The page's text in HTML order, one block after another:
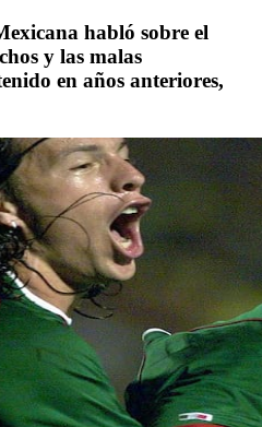
habló sobre el
y las malas
en años anteriores,